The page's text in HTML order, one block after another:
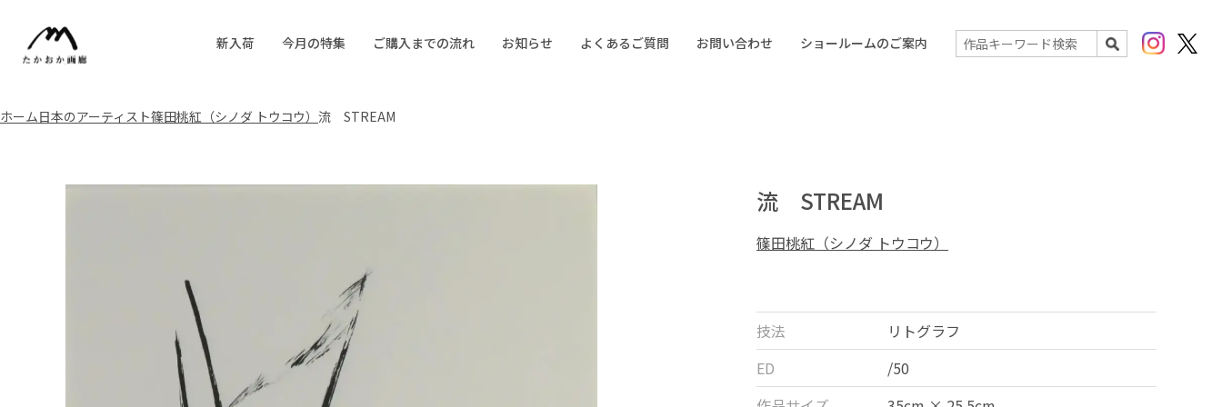
新入荷 今月の特集 ご購入までの流れ お知らせ よくあるご質問 お問い合わせ ショールームのご案内
検索
Instagram
ホーム日本のアーティスト篠田桃紅（シノダ トウコウ） 流 STREAM
流 STREAM
篠田桃紅（シノダ トウコウ）
技法
リトグラフ
ED
/50